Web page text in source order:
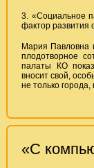
3. «Социальное
фактор развития
Мария Павловна
плодотворное
палаты КО
вносит свой,
не только города,
«С